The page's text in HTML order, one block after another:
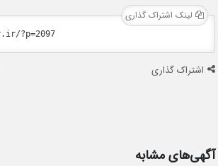
لینک اشتراک گذاری
اشتراک گذاری
آگهی‌های مشابه